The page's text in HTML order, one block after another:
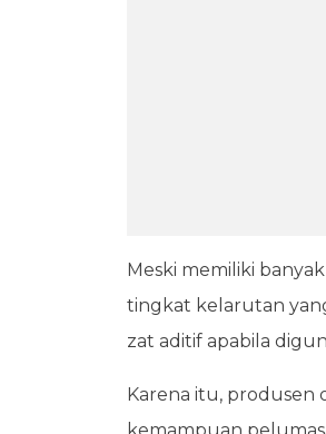
Meski memiliki
tingkat kelarutan
zat aditif apabila
Karena itu, produsen